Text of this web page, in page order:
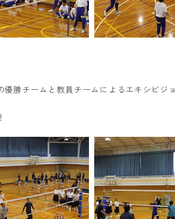
勝チームと教員チームによるエキシビジョ